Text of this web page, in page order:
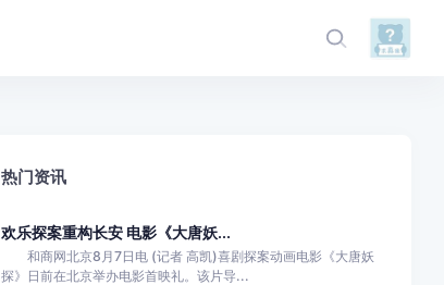
热门资讯
欢乐探案重构长安 电影《大唐妖...
和商网北京8月7日电 (记者 高凯)喜剧探案动画电影《大唐妖
探》日前在北京举办电影首映礼。该片导...